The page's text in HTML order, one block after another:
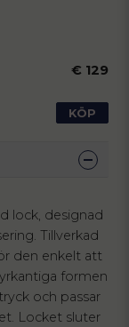
€ 129
KÖP
lock, designad
Tillverkad
den enkelt att
formen
och passar
Locket sluter